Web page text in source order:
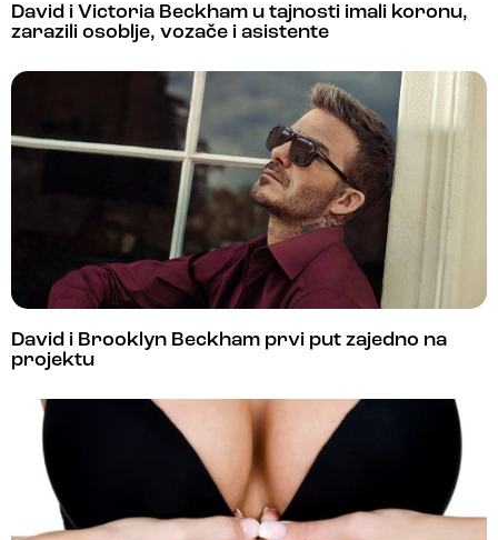
David i Victoria Beckham u tajnosti imali koronu,
zarazili osoblje, vozače i asistente
David i Brooklyn Beckham prvi put zajedno na
projektu